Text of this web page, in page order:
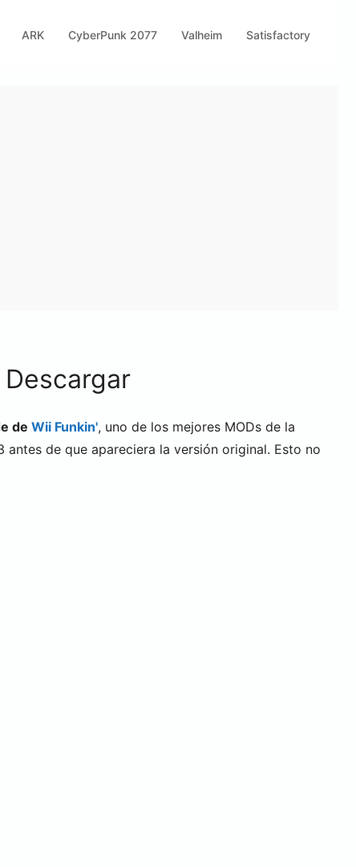
ARK CyberPunk 2077 Valheim Satisfactory
de Wii Funkin', uno de los mejores MODs de la
de que apareciera la versión original. Esto no